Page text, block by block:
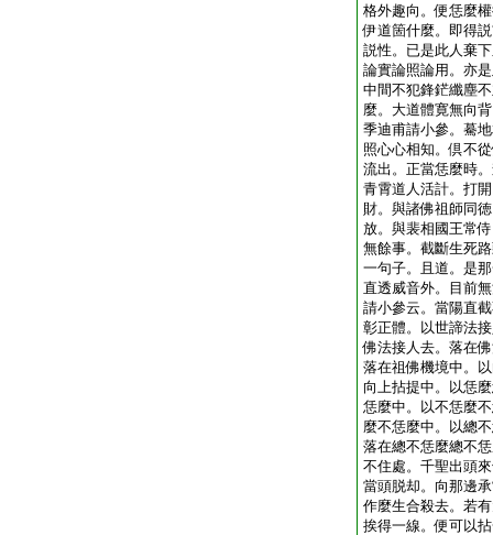
格外趣向。便恁麼
伊道箇什麼。即得
説性。已是此人棄
論實論照論用。亦
中間不犯鋒鋩纖塵
麼。大道體寛無向
季迪甫請小參。驀
照心心相知。倶不
流出。正當恁麼時
青霄道人活計。打
財。與諸佛祖師同
放。與裴相國王常
無餘事。截斷生死
一句子。且道。是
直透威音外。目前
請小參云。當陽直
彰正體。以世諦法
佛法接人去。落在
落在祖佛機境中。
向上拈提中。以恁
恁麼中。以不恁麼
麼不恁麼中。以總
落在總不恁麼總不
不住處。千聖出頭
當頭脱却。向那邊
作麼生合殺去。若
挨得一線。便可以